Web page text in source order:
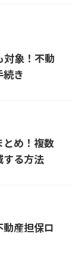
対象！不動
き
とめ！複数
する方法
産担保ロ